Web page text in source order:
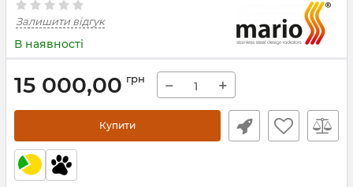
Залишити відгук
В наявності
15 000,00 грн − +
Купити